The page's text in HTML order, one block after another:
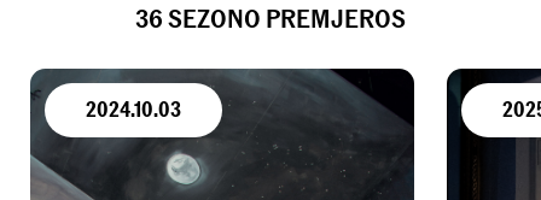
36 SEZONO PREMJEROS
2024.10.03